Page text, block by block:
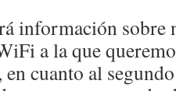
información sobre
a la que
cuanto al